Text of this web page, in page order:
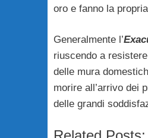
oro e fanno la
Generalmente l’
riuscendo a
delle mura
morire all’arrivo dei
delle grandi